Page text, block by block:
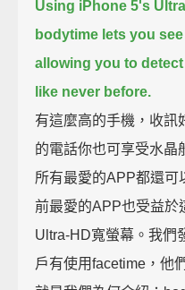
Using iPhone 5's
bodytime lets you
allowing you to
like never before.
有這麼高的手機，收訊
的電話你也可享受水晶
所有最愛的APP都還可
前最愛的APP也受益於
Ultra-HD寬螢幕。我們
戶有使用facetime，他